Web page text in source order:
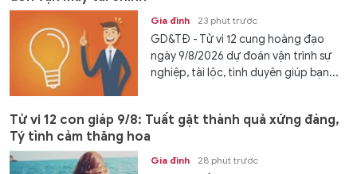
Gia đình 23 phút trước
GD&TĐ - Tử vi 12 cung hoàng đạo
ngày 9/8/2026 dự đoán vận trình sự
nghiệp, tài lộc, tình duyên giúp bạn...
Tử vi 12 con giáp 9/8: Tuất gặt thành quả xứng đáng,
Tý tình cảm thăng hoa
Gia đình 28 phút trước